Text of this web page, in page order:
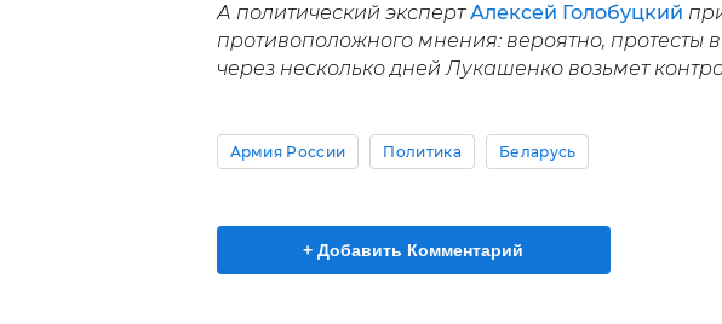
А политический экспертАлексей Голобуцкий
противоположного мнения: вероятно, протесты
через несколько дней Лукашенко возьмет
Армия России Политика Беларусь
+ Добавить Комментарий